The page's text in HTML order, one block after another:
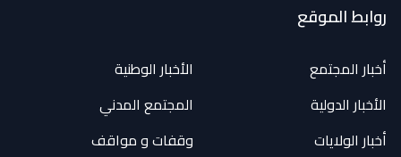
روابط الموقع
أخبار المجتمع
الأخبار الوطنية
الأخبار الدولية
المجتمع المدني
أخبار الولايات
وقفات و مواقف